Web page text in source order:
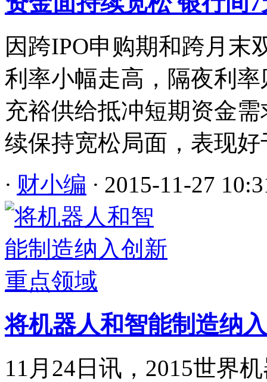
因跨IPO申购期和跨月末
利率小幅走高，隔夜利
充裕供给抵冲短期资金
续保持宽松局面，表现好
· 财小编 · 2015-11-27
将机器人和智能制造纳
11月24日讯，2015世界